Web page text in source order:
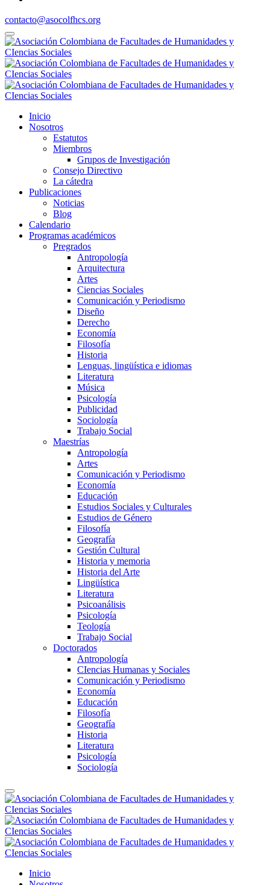
contacto@asocolfhcs.org
Inicio
Nosotros
Estatutos
Miembros
Grupos de Investigación
Consejo Directivo
La cátedra
Publicaciones
Noticias
Blog
Calendario
Programas académicos
Pregrados
Antropología
Arquitectura
Artes
Ciencias Sociales
Comunicación y Periodismo
Diseño
Derecho
Economía
Filosofía
Historia
Lenguas, lingüística e idiomas
Literatura
Música
Psicología
Publicidad
Sociología
Trabajo Social
Maestrías
Antropología
Artes
Comunicación y Periodismo
Economía
Educación
Estudios Sociales y Culturales
Estudios de Género
Filosofía
Geografía
Gestión Cultural
Historia y memoria
Historia del Arte
Lingüística
Literatura
Psicoanálisis
Psicología
Teología
Trabajo Social
Doctorados
Antropología
CIencias Humanas y Sociales
Comunicación y Periodismo
Economía
Educación
Filosofía
Geografía
Historia
Literatura
Psicología
Sociología
Inicio